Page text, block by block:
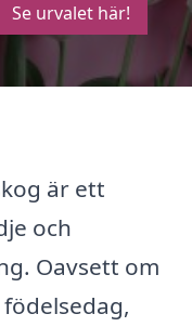
Se urvalet här!
är ett
och
Oavsett om